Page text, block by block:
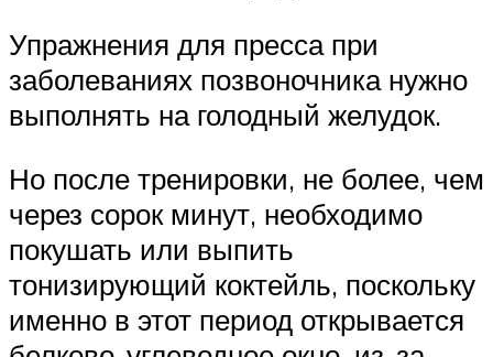
Упражнения для пресса при
заболеваниях позвоночника нужно
выполнять на голодный желудок.
Но после тренировки, не более, чем
через сорок минут, необходимо
покушать или выпить
тонизирующий коктейль, поскольку
именно в этот период открывается